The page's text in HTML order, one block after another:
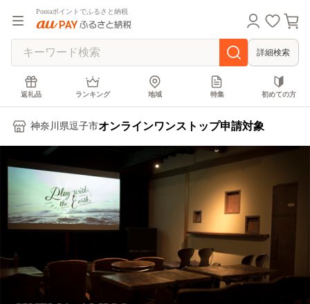
Pontaポイントでふるさと納税
詳細検索
返礼品 ランキング 地域 特集 初めての方
神奈川県逗子市オンラインワンストップ申請対象